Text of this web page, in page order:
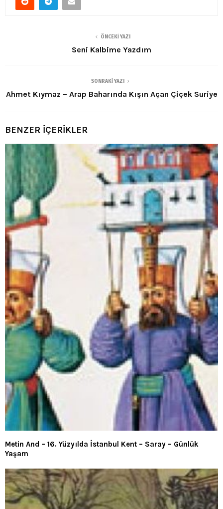
ÖNCEKI YAZI
Seni Kalbime Yazdım
SONRAKI YAZI
Ahmet Kıymaz – Arap Baharında Kışın Açan Çiçek Suriye
BENZER İÇERİKLER
Metin And – 16. Yüzyılda İstanbul Kent – Saray – Günlük
Yaşam